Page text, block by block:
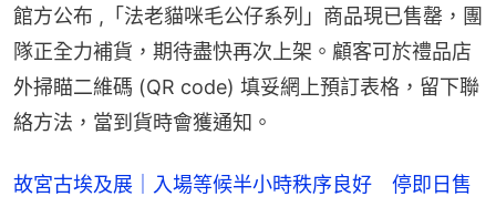
館方公布 ,「法老貓咪毛公仔系列」商品現已售罄，團
隊正全力補貨，期待盡快再次上架。顧客可於禮品店
外掃瞄二維碼 (QR code) 填妥網上預訂表格，留下聯
絡方法，當到貨時會獲通知。
故宮古埃及展｜入場等候半小時秩序良好 停即日售